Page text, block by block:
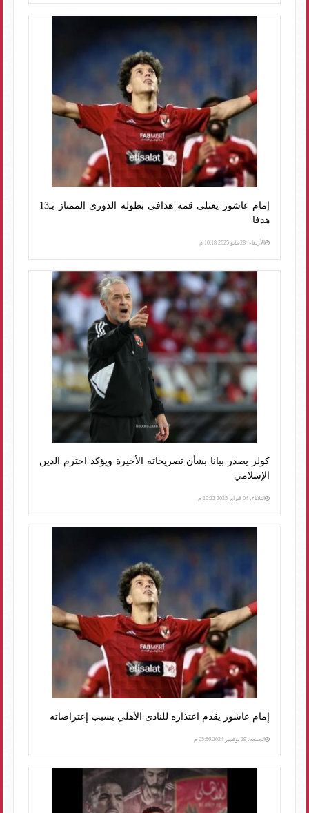
إمام عاشور يعتلى قمة هدافى بطولة الدورى الممتاز بـ13
هدفا
الأربعاء، 28 مايو 2025 10:18 م
كولر يصدر بيانا بشأن تصريحاته الأخيرة ويؤكد احترم الدين
الإسلامي
الثلاثاء، 04 فبراير 2025 10:22 م
إمام عاشور يقدم اعتذاره للنادى الأهلي بسبب إعتراضاته
الجمعة، 29 نوفمبر 2024 05:56 م